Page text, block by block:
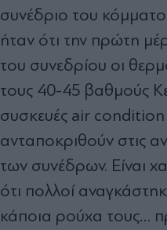
συνέδριο του
ήταν ότι την πρώτη
του συνεδρίου οι
τους 40-45 βαθμούς
συσκευές air
ανταποκριθούν στις
των συνέδρων. Είναι
ότι πολλοί
κάποια ρούχα τους…